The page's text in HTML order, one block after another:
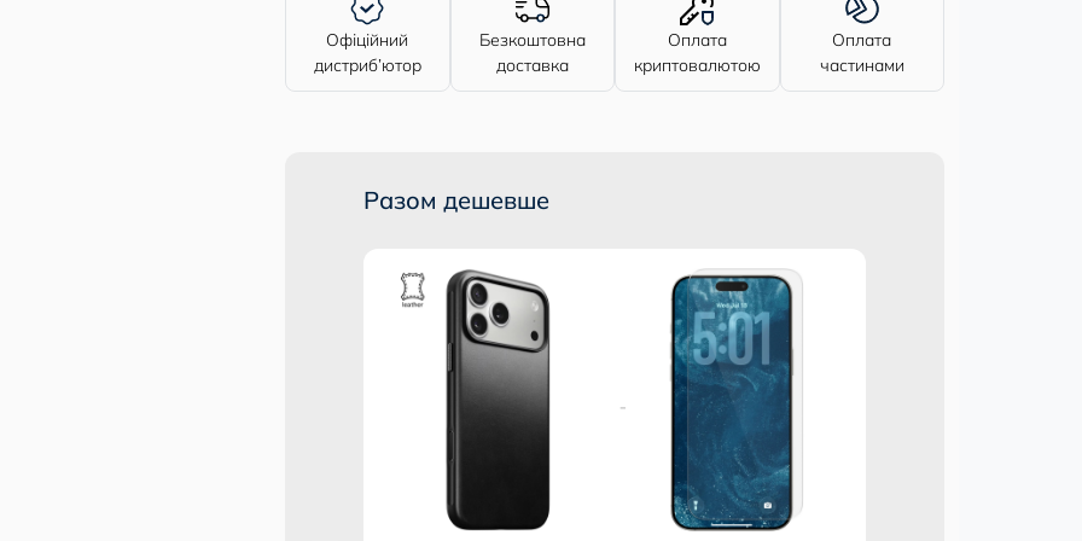
Офіційний
дистриб’ютор
Безкоштовна
доставка
Оплата
криптовалютою
Оплата
частинами
Разом дешевше